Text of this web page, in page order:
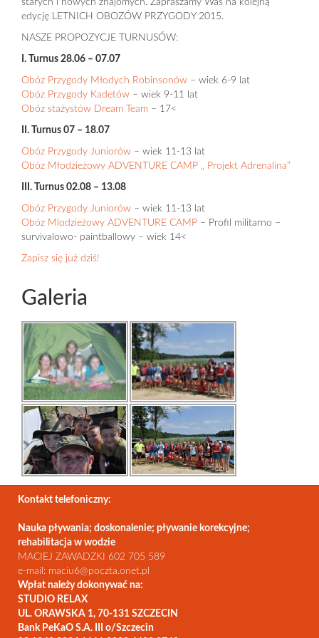
starych i nowych znajomych. Zapraszamy Was na kolejną
edycję LETNICH OBOZÓW PRZYGODY 2015.
NASZE PROPOZYCJE TURNUSÓW:
I. Turnus 28.06 – 07.07
Obóz Przygody Młodych Robinsonów – wiek 6-9 lat
Obóz Przygody Kadetów – wiek 9-11 lat
Obóz stażystów Dream Team – 17<
II. Turnus 07 – 18.07
Obóz Przygody Juniorów – wiek 11-13 lat
Obóz Młodzieżowy ADVENTURE CAMP „ Projekt Adrenalina”
III. Turnus 02.08 – 13.08
Obóz Przygody Juniorów – wiek 11-13 lat
Obóz Mlodzieżowy ADVENTURE CAMP – Profil militarno –
survivalowo- paintballowy – wiek 14<
Zapisz się już dziś!
Galeria
Kontakt telefoniczny:
Nauka pływania; doskonalenie; pływanie korekcyjne;
rehabilitacja w wodzie
MACIEJ ZAWADZKI 602 705 589
e-mail: maciu6@poczta.onet.pl
Wpłat należy dokonywać na:
STUDIO RELAX
UL. ORAWSKA 1, 70-131 SZCZECIN
Bank PeKaO S.A. III o/Szczecin